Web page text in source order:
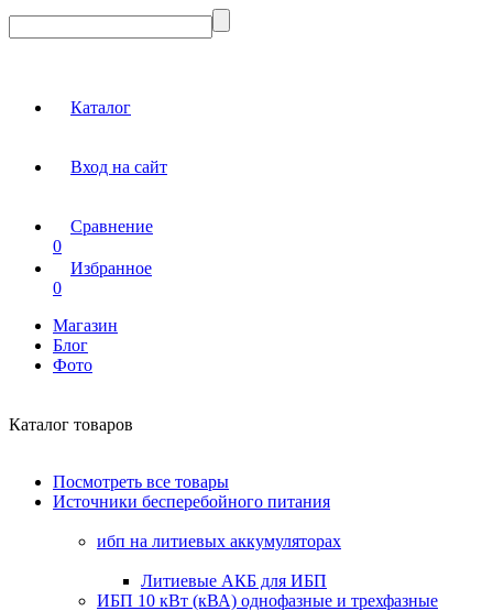
Каталог
Вход на сайт
Сравнение
0
Избранное
0
Магазин
Блог
Фото
Каталог товаров
Посмотреть все товары
Источники бесперебойного питания
ибп на литиевых аккумуляторах
Литиевые АКБ для ИБП
ИБП 10 кВт (кВА) однофазные и трехфазные